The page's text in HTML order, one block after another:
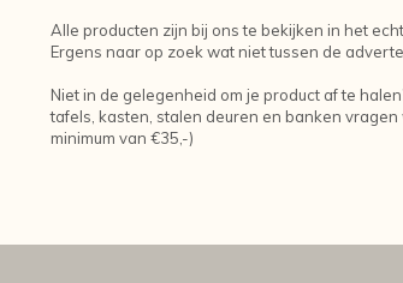
Alle producten zijn bij ons te bekijken in het
Ergens naar op zoek wat niet tussen de
Niet in de gelegenheid om je product af te
tafels, kasten, stalen deuren en banken
minimum van €35,-)